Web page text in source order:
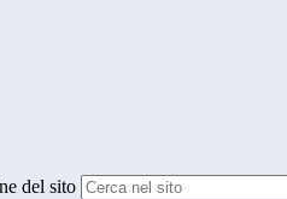
del sito